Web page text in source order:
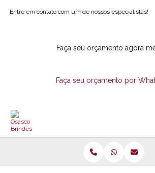
Entre em contato com um de nossos especialistas!
Faça seu orçamento agora
Faça seu orçamento por